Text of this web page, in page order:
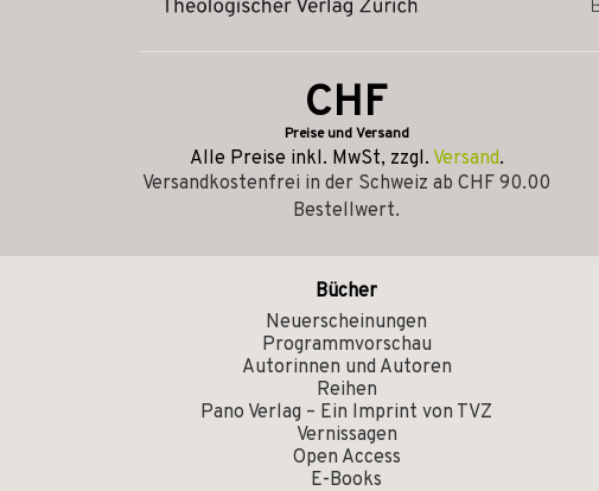
CHF
Preise und Versand
Alle Preise inkl. MwSt, zzgl. Versand.
Versandkostenfrei in der Schweiz ab CHF 90.00
Bestellwert.
Bücher
Neuerscheinungen
Programmvorschau
Autorinnen und Autoren
Reihen
Pano Verlag – Ein Imprint von TVZ
Vernissagen
Open Access
E-Books